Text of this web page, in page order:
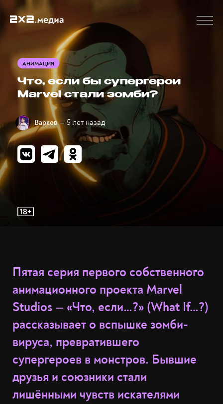
АНИМАЦИЯ
Что, если бы супергерои
Marvel стали зомби?
Варков — 5 лет назад
Пятая серия первого собственного
анимационного проекта Marvel
Studios — «Что, если…?» (What If…?)
рассказывает о вспышке зомби-
вируса, превратившего
супергероев в монстров. Бывшие
друзья и союзники стали
лишёнными чувств искателями